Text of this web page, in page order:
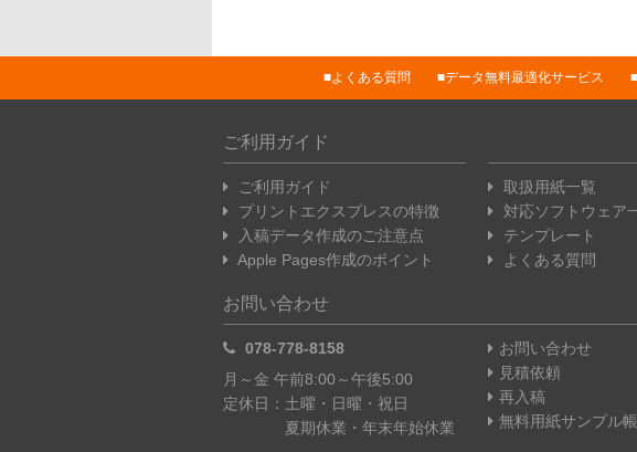
よくある質問 データ無料最適化サービス
ご利用ガイド
ご利用ガイド
プリントエクスプレスの特徴
入稿データ作成のご注意点
Apple Pages作成のポイント
取扱用紙一覧
対応ソフトウェア
テンプレート
よくある質問
お問い合わせ
078-778-8158
月～金 午前8:00～午後5:00
定休日：土曜・日曜・祝日
夏期休業・年末年始休業
お問い合わせ
見積依頼
再入稿
無料用紙サンプル